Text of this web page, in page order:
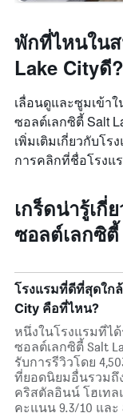
พักที่ไหนใน
Lake Cityดี?
เลื่อนดูและซูมเข้า
ซอลต์เลกซิตี้ Salt
เพิ่มเติมเกี่ยวกับโร
การคลิกที่ชื่อโรงแ
เกร็ดน่ารู้เกี่
ซอลต์เลกซิ
โรงแรมที่ดีที่สุดใก
City คือที่ไหน?
หนึ่งในโรงแรมที่ไ
ซอลต์เลกซิตี้ Salt
รับการรีวิวโดย
ที่ยอดนิยมอื่นรวมถึ
คริสตัลอินน์ โฮเท
คะแนน 9.3/10 และ